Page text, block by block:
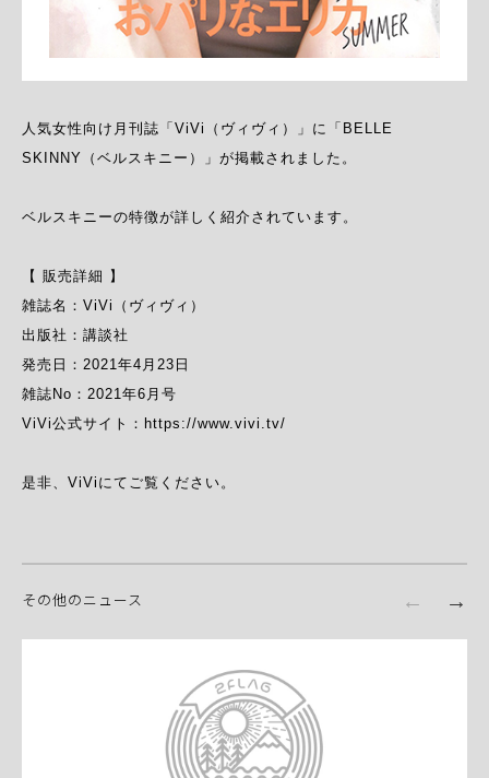
人気女性向け月刊誌「ViVi（ヴィヴィ）」に「BELLE
SKINNY（ベルスキニー）」が掲載されました。
ベルスキニーの特徴が詳しく紹介されています。
【 販売詳細 】
雑誌名：ViVi（ヴィヴィ）
出版社：講談社
発売日：2021年4月23日
雑誌No：2021年6月号
ViVi公式サイト： https://www.vivi.tv/
是非、ViViにてご覧ください。
その他のニュース